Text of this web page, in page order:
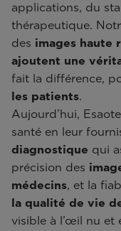
applications, du
thérapeutique.
des images haute
ajoutent une
fait la différence,
les patients.
Aujourd’hui,
santé en leur
diagnostique qui
précision des
médecins, et la
la qualité de vie
visible à l’œil nu et